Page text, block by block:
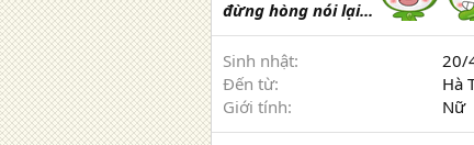
đừng hòng nói lại...
Sinh nhật
20/
Đến từ
Hà
Giới tính
Nữ